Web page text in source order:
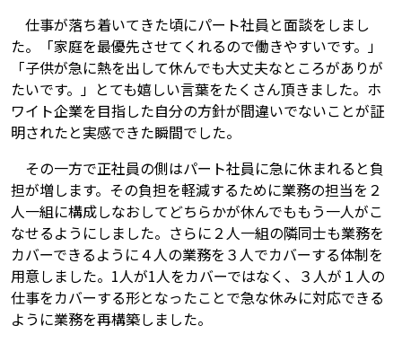
仕事が落ち着いてきた頃にパート社員と面談をしまし
た。「家庭を最優先させてくれるので働きやすいです。」
「子供が急に熱を出して休んでも大丈夫なところがありが
たいです。」とても嬉しい言葉をたくさん頂きました。ホ
ワイト企業を目指した自分の方針が間違いでないことが証
明されたと実感できた瞬間でした。
その一方で正社員の側はパート社員に急に休まれると負
担が増します。その負担を軽減するために業務の担当を２
人一組に構成しなおしてどちらかが休んでももう一人がこ
なせるようにしました。さらに２人一組の隣同士も業務を
カバーできるように４人の業務を３人でカバーする体制を
用意しました。1人が1人をカバーではなく、３人が１人の
仕事をカバーする形となったことで急な休みに対応できる
ように業務を再構築しました。